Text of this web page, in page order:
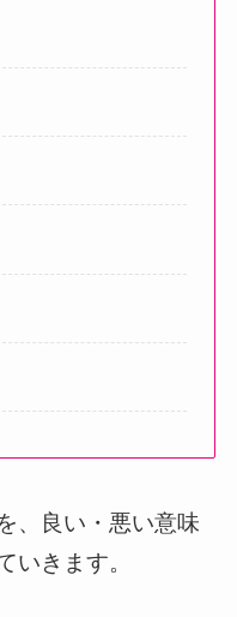
、良い・悪い意味
いきます。